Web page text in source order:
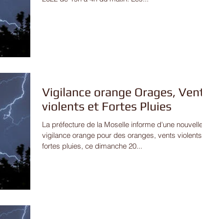
Vigilance orange Orages, Vents
violents et Fortes Pluies
La préfecture de la Moselle informe d'une nouvelle
vigilance orange pour des oranges, vents violents et
fortes pluies, ce dimanche 20...